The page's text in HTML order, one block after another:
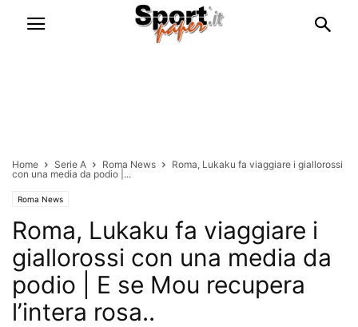
Home Serie A Roma News
Roma, Lukaku fa viaggiare i giallorossi
con una media da podio |...
Roma News
Roma, Lukaku fa viaggiare i
giallorossi con una media da
podio | E se Mou recupera
l’intera rosa..